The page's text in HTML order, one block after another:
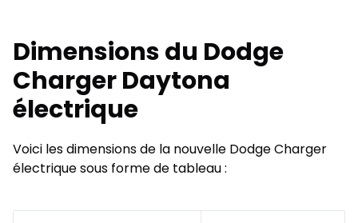
Dimensions du Dodge
Charger Daytona
électrique
Voici les dimensions de la nouvelle Dodge Charger
électrique sous forme de tableau :